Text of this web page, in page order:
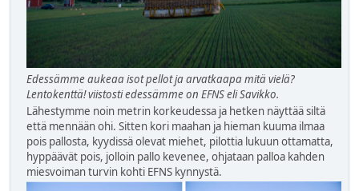
Edessämme aukeaa isot pellot ja arvatkaapa mitä vielä?
Lentokenttä! viistosti edessämme on EFNS eli Savikko.
Lähestymme noin metrin korkeudessa ja hetken näyttää siltä
että mennään ohi. Sitten kori maahan ja hieman kuuma ilmaa
pois pallosta, kyydissä olevat miehet, pilottia lukuun ottamatta,
hyppäävät pois, jolloin pallo kevenee, ohjataan palloa kahden
miesvoiman turvin kohti EFNS kynnystä.